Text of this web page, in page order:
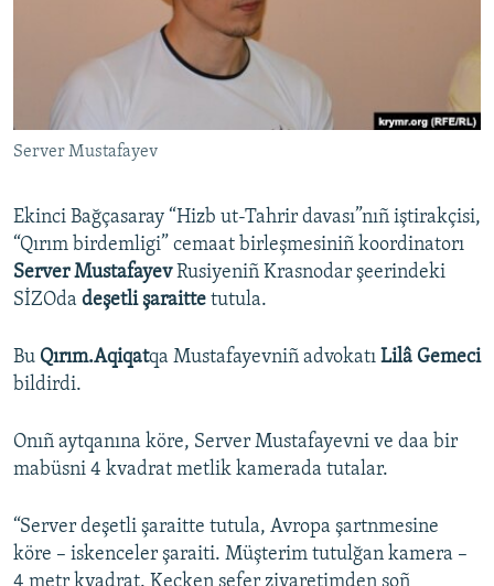
Українською
RFE/RS bütün saytları
Server Mustafayev
Ekinci Bağçasaray “Hizb ut-Tahrir davası”nıñ iştirakçisi,
“Qırım birdemligi” cemaat birleşmesiniñ koordinatorı
Server MustafayevRusiyeniñ Krasnodar şeerindeki
SİZOda deşetli şaraitte tutula.
Bu Qırım.Aqiqatqa Mustafayevniñ advokatı Lilâ Gemeci
bildirdi.
Onıñ aytqanına köre, Server Mustafayevni ve daa bir
mabüsni 4 kvadrat metlik kamerada tutalar.
“Server deşetli şaraitte tutula, Avropa şartnmesine
köre – iskenceler şaraiti. Müşterim tutulğan kamera –